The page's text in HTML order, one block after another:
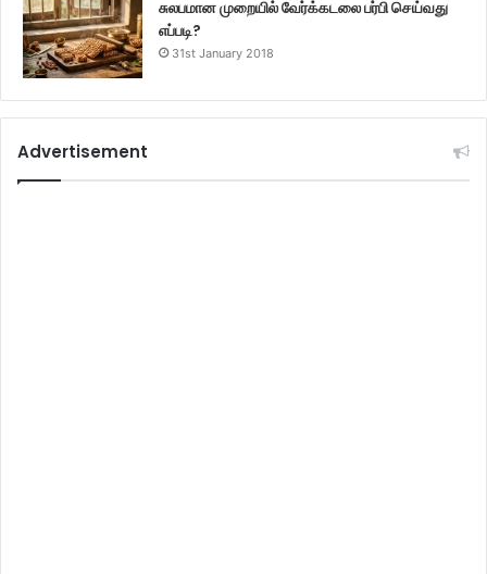
சுலபமான முறையில் வேர்க்கடலை பர்பி செய்வது
எப்படி?
31st January 2018
Advertisement